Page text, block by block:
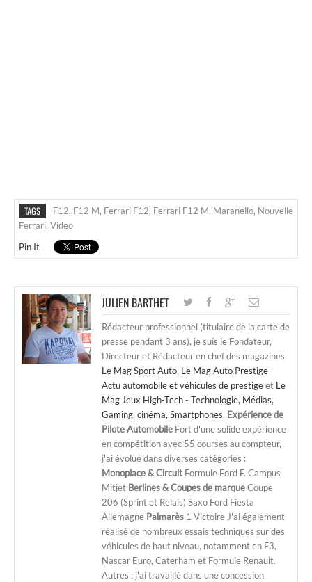
TAGS F12, F12 M, Ferrari F12, Ferrari F12 M, Maranello, Nouvelle
Ferrari, Video
Pin It
JULIEN BARTHET
Rédacteur professionnel (titulaire de la carte de
presse pendant 3 ans), je suis le Fondateur,
Directeur et Rédacteur en chef des magazines
Le Mag Sport Auto, Le Mag Auto Prestige -
Actu automobile et véhicules de prestigeet Le
Mag Jeux High-Tech - Technologie, Médias,
Gaming, cinéma, Smartphones. Expérience de
Pilote Automobile Fort d'une solide expérience
en compétition avec 55 courses au compteur,
j'ai évolué dans diverses catégories :
Monoplace & Circuit Formule Ford F. Campus
Mitjet Berlines & Coupes de marqueCoupe
206 (Sprint et Relais) Saxo Ford Fiesta
Allemagne Palmarès 1 Victoire J'ai également
réalisé de nombreux essais techniques sur des
véhicules de haut niveau, notamment en F3,
Nascar Euro, Caterham et Formule Renault.
Autres : j'ai travaillé dans une concession